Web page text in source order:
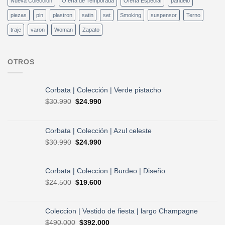
piezas pin plastron satin set Smoking suspensor Terno
traje varon Woman Zapato
OTROS
Corbata | Colección | Verde pistacho
$30.990 El
era:
$24.990El
es:
$24.990.
Corbata | Colección | Azul celeste
$30.990 El
era:
$30.990.
$24.990El
es:
Corbata | Coleccion | Burdeo | Diseño
$24.500 El
era:
$24.500.
$19.600El
es:
Coleccion | Vestido de fiesta | largo Champagne
$490.000 El
$392.000El